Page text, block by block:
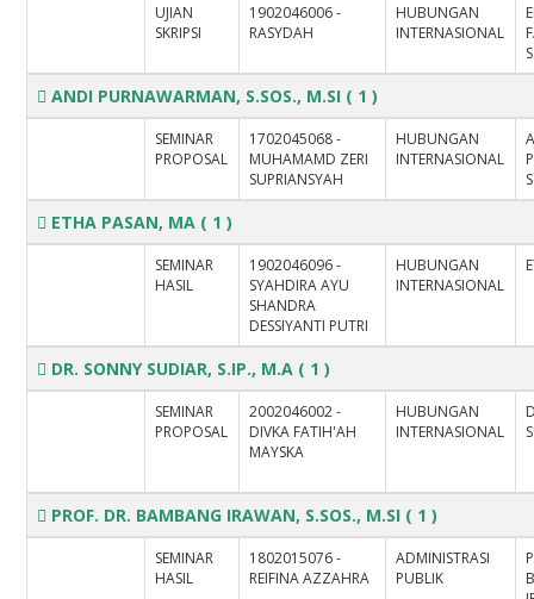
UJIAN
SKRIPSI
1902046006 -
RASYDAH
HUBUNGAN
INTERNASIONAL
ANDI PURNAWARMAN, S.SOS., M.SI ( 1 )
SEMINAR
PROPOSAL
1702045068 -
MUHAMAMD ZERI
SUPRIANSYAH
HUBUNGAN
INTERNASIONAL
ETHA PASAN, MA ( 1 )
SEMINAR
HASIL
1902046096 -
SYAHDIRA AYU
SHANDRA
DESSIYANTI PUTRI
HUBUNGAN
INTERNASIONAL
DR. SONNY SUDIAR, S.IP., M.A ( 1 )
SEMINAR
PROPOSAL
2002046002 -
DIVKA FATIH'AH
MAYSKA
HUBUNGAN
INTERNASIONAL
PROF. DR. BAMBANG IRAWAN, S.SOS., M.SI ( 1 )
SEMINAR
HASIL
1802015076 -
REIFINA AZZAHRA
ADMINISTRASI
PUBLIK